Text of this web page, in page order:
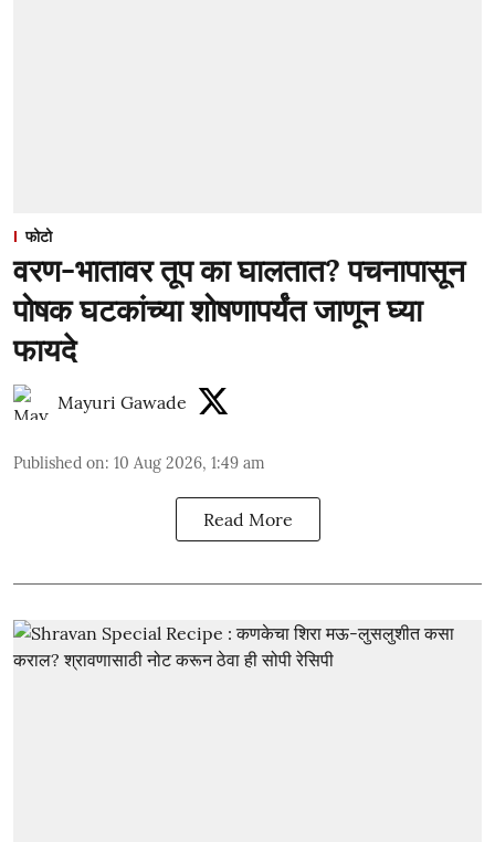
फोटो
वरण-भातावर तूप का घालतात? पचनापासून
पोषक घटकांच्या शोषणापर्यंत जाणून घ्या
फायदे
Mayuri Gawade
Published on: 10 Aug 2026, 1:49 am
Read More